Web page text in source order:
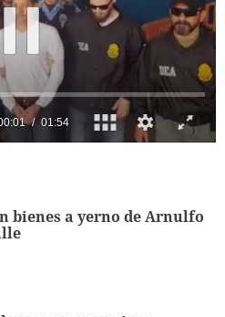
bienes a yerno de Arnulfo